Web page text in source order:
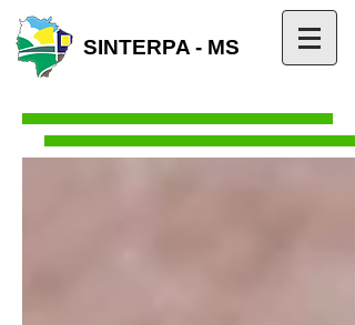
SINTERPA - MS